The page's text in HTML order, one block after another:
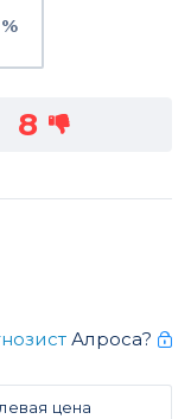
8
Алроса?
цена